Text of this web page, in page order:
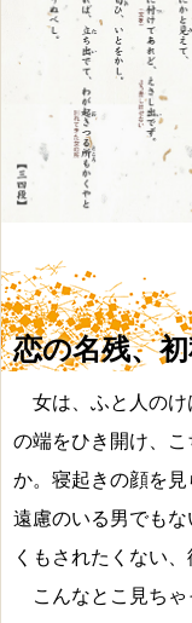
恋の名残、
女は、ふと人のけ
の端をひき開け、
か。寝起きの顔を
遠慮のいる男でも
くもされたくない、
こんなとこ見ちゃ